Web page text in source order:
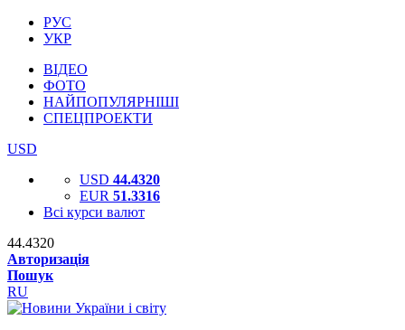
РУС
УКР
ВІДЕО
ФОТО
НАЙПОПУЛЯРНІШІ
СПЕЦПРОЕКТИ
USD
USD 44.4320
EUR 51.3316
Всі курси валют
44.4320
Авторизація
Пошук
RU